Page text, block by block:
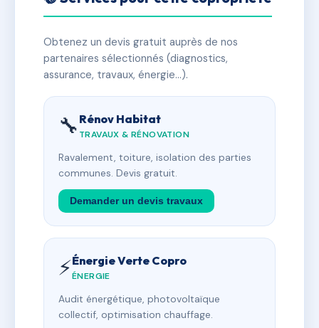
Obtenez un devis gratuit auprès de nos
partenaires sélectionnés (diagnostics,
assurance, travaux, énergie…).
🔧 Rénov Habitat
TRAVAUX & RÉNOVATION
Ravalement, toiture, isolation des parties
communes. Devis gratuit.
Demander un devis travaux
⚡Énergie Verte Copro
ÉNERGIE
Audit énergétique, photovoltaïque
collectif, optimisation chauffage.